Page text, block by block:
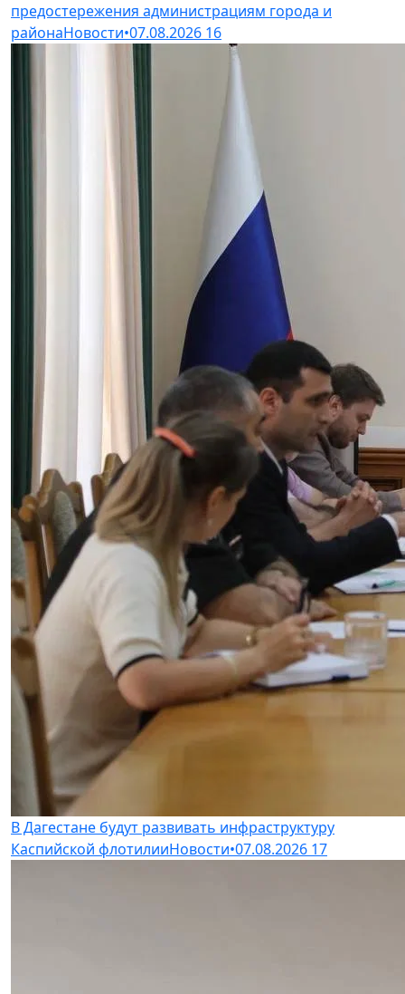
предостережения администрациям города и
районаНовости•07.08.2026 16
В Дагестане будут развивать инфраструктуру
Каспийской флотилииНовости•07.08.2026 17